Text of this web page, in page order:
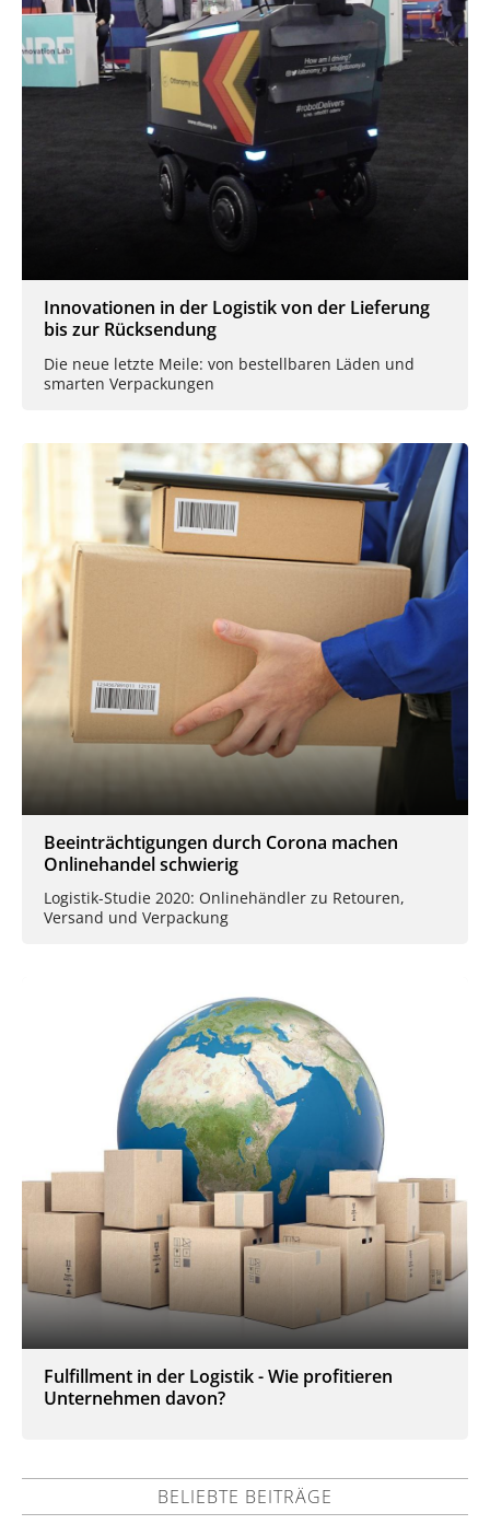
Innovationen in der Logistik von der Lieferung
bis zur Rücksendung
Die neue letzte Meile: von bestellbaren Läden und
smarten Verpackungen
Beeinträchtigungen durch Corona machen
Onlinehandel schwierig
Logistik-Studie 2020: Onlinehändler zu Retouren,
Versand und Verpackung
Fulfillment in der Logistik - Wie profitieren
Unternehmen davon?
BELIEBTE BEITRÄGE